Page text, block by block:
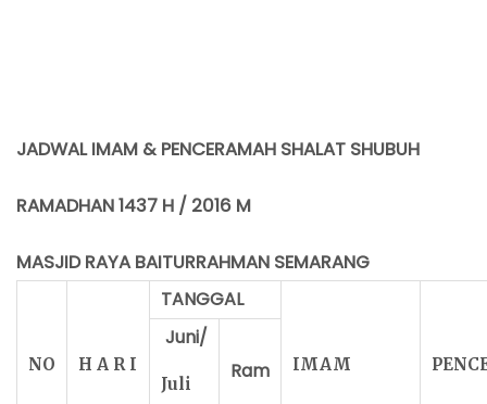
JADWAL IMAM & PENCERAMAH SHALAT SHUBUH
RAMADHAN 1437 H / 2016 M
MASJID RAYA BAITURRAHMAN SEMARANG
NO H A R I
TANGGAL
IMAM
Juni/
Juli
Ram